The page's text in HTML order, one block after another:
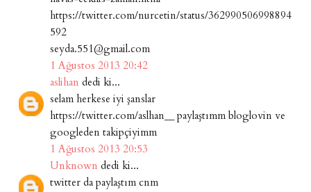
https://twitter.com/nurcetin/status/362990506998894
592
seyda.551@gmail.com
1 Ağustos 2013 20:42
aslihan dedi ki...
selam herkese iyi şanslar
https://twitter.com/aslhan__ paylaştımm bloglovin ve
googleden takipçiyimm
1 Ağustos 2013 20:53
Unknown dedi ki...
twitter da paylaştım cnm